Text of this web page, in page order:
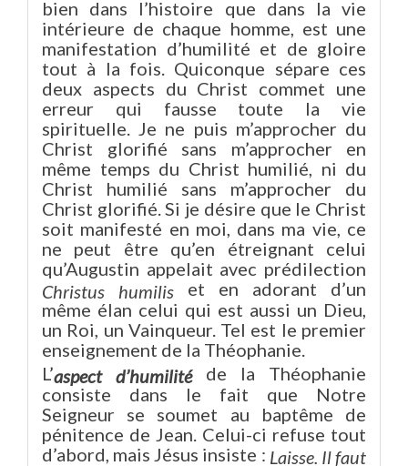
bien dans l’histoire que dans la vie
intérieure de chaque homme, est une
manifestation d’humilité et de gloire
tout à la fois. Quiconque sépare ces
deux aspects du Christ commet une
erreur qui fausse toute la vie
spirituelle. Je ne puis m’approcher du
Christ glorifié sans m’approcher en
même temps du Christ humilié, ni du
Christ humilié sans m’approcher du
Christ glorifié. Si je désire que le Christ
soit manifesté en moi, dans ma vie, ce
ne peut être qu’en étreignant celui
qu’Augustin appelait avec prédilection
Christus
humilis et en adorant d’un
même élan celui qui est aussi un Dieu,
un Roi, un Vainqueur. Tel est le premier
enseignement de la Théophanie.
L’aspect d’humilitéde la Théophanie
consiste dans le fait que Notre
Seigneur se soumet au baptême de
pénitence de Jean. Celui-ci refuse tout
d’abord, mais Jésus insiste : Laisse. Il faut